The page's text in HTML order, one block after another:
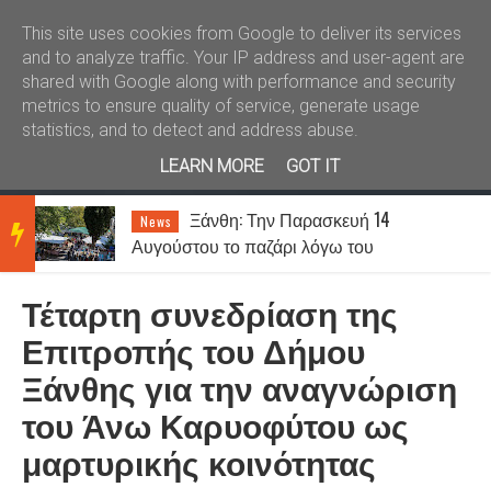
Καλώς ήλθατε Kral News
BRE
AKIN
NEW
News
Ξάνθη: Την Παρασκευή 14
Αυγούστου το παζάρι λόγω του
Τέταρτη συνεδρίαση της
Επιτροπής του Δήμου
Ξάνθης για την αναγνώριση
του Άνω Καρυοφύτου ως
μαρτυρικής κοινότητας
This site uses cookies from Google to deliver its services
and to analyze traffic. Your IP address and user-agent are
shared with Google along with performance and security
metrics to ensure quality of service, generate usage
statistics, and to detect and address abuse.
LEARN MORE
GOT IT